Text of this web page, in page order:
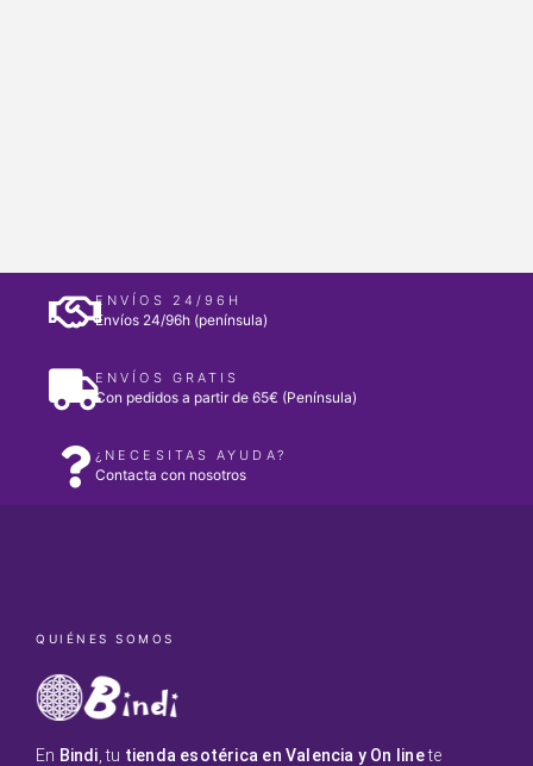
ENVÍOS 24/96H
Envíos 24/96h (península)
ENVÍOS GRATIS
Con pedidos a partir de 65€ (Península)
¿NECESITAS AYUDA?
Contacta con nosotros
QUIÉNES SOMOS
En Bindi , tu tienda esotérica en Valencia y On linete